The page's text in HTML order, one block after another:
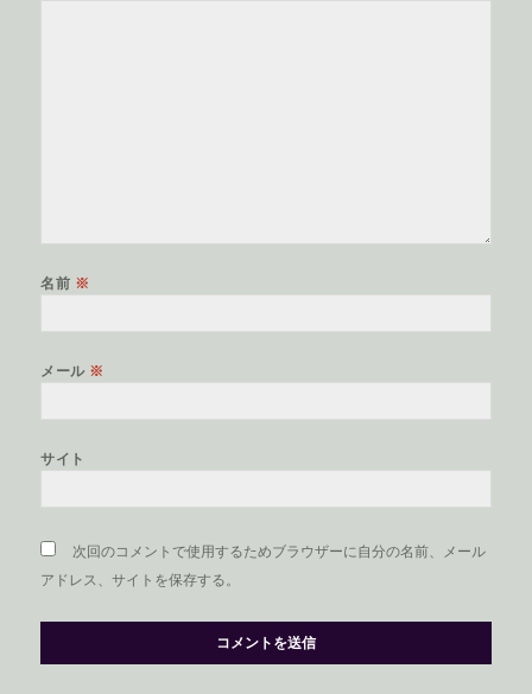
名前 ※
メール ※
サイト
次回のコメントで使用するためブラウザーに自分の名前、メール
アドレス、サイトを保存する。